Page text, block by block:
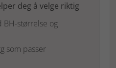
deg å velge riktig
BH-størrelse og
som passer